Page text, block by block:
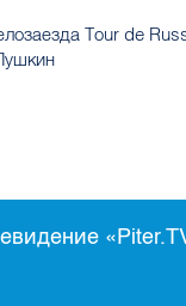
Tour de